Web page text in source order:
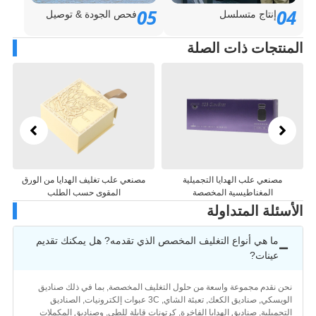
إنتاج متسلسل فحص الجودة & توصيل
ذات الصلة
مصنعي علب تغليف الهدايا من الورق
المقوى حسب الطلب
الشركات المصنعة لتغليف علب
الورقية المخصصة
المتداولة
ما هي أنواع التغليف المخصص الذي تقدمه? هل يمكنك تقديم
عينات?
نقدم مجموعة واسعة من حلول التغليف المخصصة, بما في ذلك صناديق
الويسكي, صناديق الكعك, تعبئة الشاي, 3C عبوات إلكترونيات, الصناديق
صناديق الهدايا الفاخرة, كرتونات قابلة للطي, وصناديق المكملات